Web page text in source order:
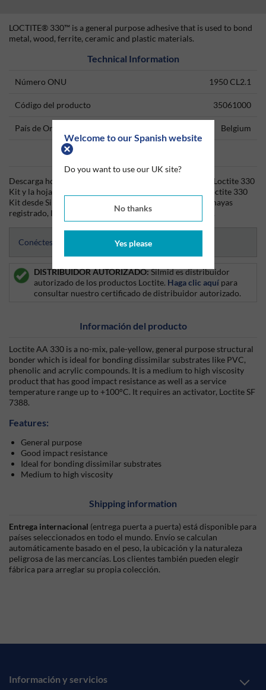
Welcome to our Spanish website
Do you want to use our UK site?
No thanks
Yes please
LOCTITE® 330™ is a general purpose adhesive that is used to bond
metal, wood, ferrite, ceramic and plastic materials.
Technical Information
Número ONU 1950 CL2.1
Código del producto 35061000
País de Origen Belgium
Descarga hoy mismo la hoja técnica (TDS) del producto Loctite 330
Kit y la hoja de datos de seguridad (SDS) del producto Loctite 330
Kit desde Silmid. Una vez que hayas iniciado sesión o te hayas
registrado, la hoja de datos será visible para su descarga.
Conéctese para acceder a las hojas de datos
DISTRIBUIDOR AUTORIZADO:Silmid es distribuidor
autorizado de los productos Loctite. Haga clic aquí para
consultar nuestro certificado de distribuidor autorizado.
Información del producto
Loctite AA 330 is a no-mix, pale-yellow, general purpose structural
bonder which is ideal for bonding dissimilar substrates like PVC,
phenolic and acrylic compounds. It is a medium to high viscosity
product that has good impact resistance as well as a service
temperature range up to +100°C. It requires an activator, Loctite SF
7388.
Features:
General purpose
Good impact resistance
Ideal for bonding dissimilar substrates
Medium to high viscosity
Shipping information
Entrega internacional (entrega puerta a puerta) está disponible para
países seleccionados en todo el mundo. Envío se calculan
automáticamente basado en el peso, la ubicación y la naturaleza
peligrosa de las mercancías. Los clientes también pueden elegir
fábrica para arreglar su propia colección.
Información y servicios